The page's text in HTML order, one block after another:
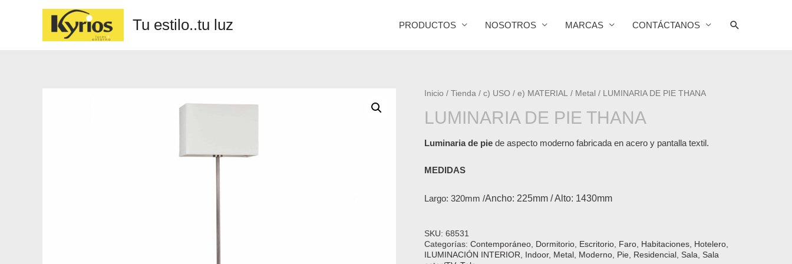
Tu estilo..tu luz PRODUCTOS NOSOTROS MARCAS CONTÁCTANOS Buscar
Inicio / Tienda / c) USO / e) MATERIAL / Metal / LUMINARIA DE PIE THANA
LUMINARIA DE PIE THANA
Luminaria de pie de aspecto moderno fabricada en acero y pantalla textil.
MEDIDAS
Largo: 320mm /Ancho: 225mm / Alto: 1430mm
SKU: 68531
Categorías: Contemporáneo, Dormitorio, Escritorio, Faro, Habitaciones, Hotelero,
ILUMINACIÓN INTERIOR, Indoor, Metal , Moderno, Pie, Residencial , Sala, Sala